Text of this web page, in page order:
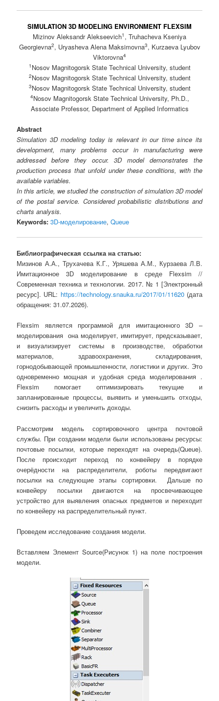
SIMULATION 3D MODELING ENVIRONMENT FLEXSIM
Mizinov Aleksandr Alekseevich1 , Truhacheva Kseniya
Georgievna2, Uryasheva Alena Maksimovna3, Kurzaeva Lyubov
Viktorovna4
1 Nosov Magnitogorsk State Technical University, student
2Nosov Magnitogorsk State Technical University, student
3Nosov Magnitogorsk State Technical University, student
4Nosov Magnitogorsk State Technical University, Ph.D.,
Associate Professor, Department of Applied Informatics
Abstract
Simulation 3D modeling today is relevant in our time since its
development, many problems occur in manufacturing were
addressed before they occur. 3D model demonstrates the
production process that unfold under these conditions, with the
available variables.
In this article, we studied the construction of simulation 3D model
of the postal service. Considered probabilistic distributions and
charts analysis.
Keywords: 3D-моделирование,Queue
Библиографическая ссылка на статью:
Мизинов А.А., Трухачева К.Г., Уряшева А.М., Курзаева Л.В.
Имитационное 3D моделирование в среде Flexsim //
Современная техника и технологии. 2017. № 1 [Электронный
ресурс]. URL: https://technology.snauka.ru/2017/01/11620(дата
обращения: 31.07.2026).
Flexsim является программой для имитационного 3D –
моделирования она моделирует, имитирует, предсказывает,
и визуализирует системы в производстве, обработки
материалов, здравоохранения, складирования,
горнодобывающей промышленности, логистики и других. Это
одновременно мощная и удобная среда моделирования .
Flexsim помогает оптимизировать текущие и
запланированные процессы, выявить и уменьшить отходы,
снизить расходы и увеличить доходы.
Рассмотрим модель сортировочного центра почтовой
службы. При создании модели были использованы ресурсы:
почтовые посылки, которые переходят на очередь(Queue).
После происходит переход по конвейеру в порядке
очерёдности на распределители, роботы передвигают
посылки на следующие этапы сортировки. Дальше по
конвейеру посылки двигаются на просвечивающее
устройство для выявления опасных предметов и переходит
по конвейеру на распределительный пункт.
Проведем исследование создания модели.
Вставляем Элемент Source(Рисунок 1) на поле построения
модели.